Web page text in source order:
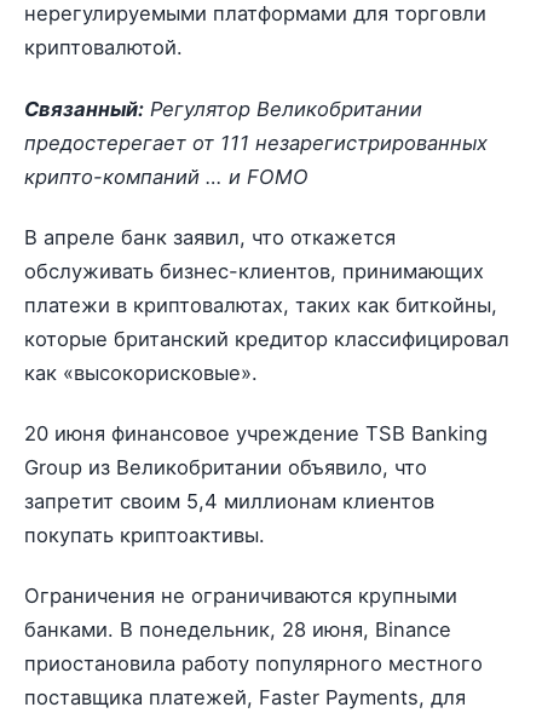
нерегулируемыми платформами для торговли
криптовалютой.
Связанный: Регулятор Великобритании
предостерегает от 111 незарегистрированных
крипто-компаний … и FOMO
В апреле банк заявил, что откажется
обслуживать бизнес-клиентов, принимающих
платежи в криптовалютах, таких как биткойны,
которые британский кредитор классифицировал
как «высокорисковые».
20 июня финансовое учреждение TSB Banking
Group из Великобритании объявило, что
запретит своим 5,4 миллионам клиентов
покупать криптоактивы.
Ограничения не ограничиваются крупными
банками. В понедельник, 28 июня, Binance
приостановила работу популярного местного
поставщика платежей, Faster Payments, для